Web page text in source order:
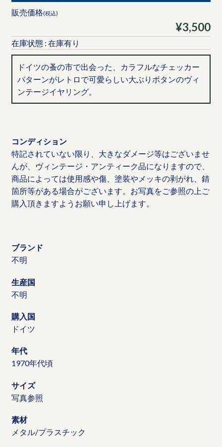
販売価格(税込)
¥3,500
在庫状態 : 在庫有り
ドイツの蚤の市で出会った、カラフルなチェッカー
パターンがレトロで可愛らしい大ぶりボタンのヴィ
ンテージイヤリング。
コンディション
特記されていない限り、大きなダメージ等はございませ
んが、ヴィンテージ・アンティーク品になりますので、
商品によっては使用感や傷、塗装やメッキの剥がれ、錆
箇所等がある場合がございます。お写真をご参照の上ご
購入頂きますようお願い申し上げます。
ブランド
不明
生産国
不明
購入国
ドイツ
年代
1970年代頃
サイズ
写真参照
素材
メタル/プラスチック